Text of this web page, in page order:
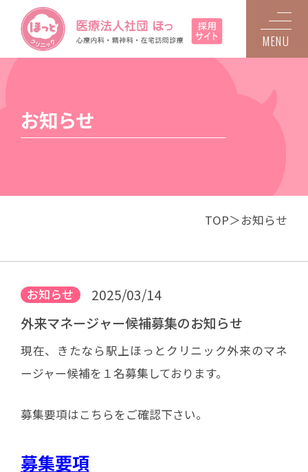
MENU
お知らせ
TOP お知らせ
お知らせ
2025/03/14
外来マネージャー候補募集のお知らせ
現在、きたなら駅上ほっとクリニック外来のマネ
ージャー候補を１名募集しております。
募集要項はこちらをご確認下さい。
募集要項